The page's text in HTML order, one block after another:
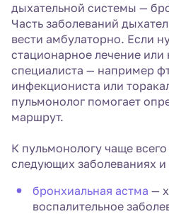
дыхательной системы —
Часть заболеваний
вести амбулаторно. Если
стационарное лечение или
специалиста — например
инфекциониста или
пульмонолог помогает
маршрут.
К пульмонологу чаще
следующих заболеваниях и
бронхиальная астма —
воспалительное